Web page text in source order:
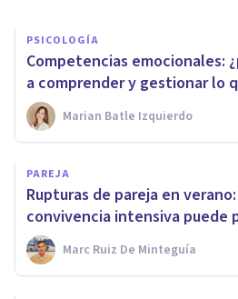
PSICOLOGÍA
Competencias emocionales:
a comprender y gestionar lo
Marian Batle Izquierdo
PAREJA
Rupturas de pareja en
convivencia intensiva puede
Marc Ruiz De Minteguía